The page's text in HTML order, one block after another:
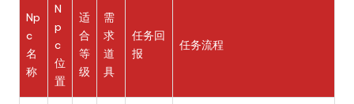
Np
c
名
称
N
p
c
位
置
适
合
等
级
需
求
道
具
任务回
报
任务流程